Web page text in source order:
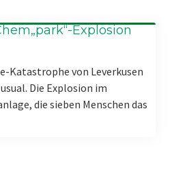
Explosion
Katastrophe von Leverkusen
Die Explosion im
die sieben Menschen das